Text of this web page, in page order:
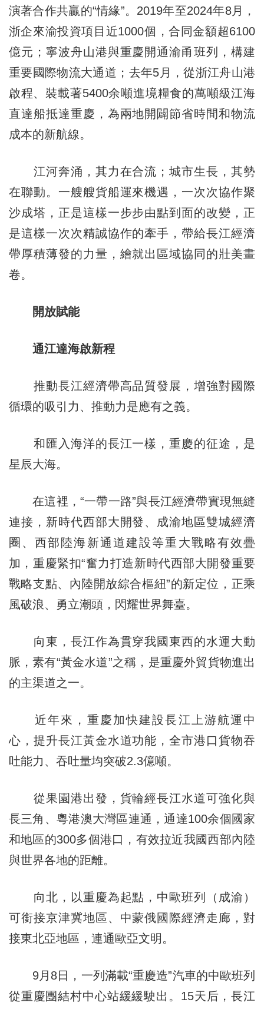
演著合作共贏的“情緣”。2019年至2024年8月，
浙企來渝投資項目近1000個，合同金額超6100
億元；寧波舟山港與重慶開通渝甬班列，構建
重要國際物流大通道；去年5月，從浙江舟山港
啟程、裝載著5400余噸進境糧食的萬噸級江海
直達船抵達重慶，為兩地開闢節省時間和物流
成本的新航線。
江河奔涌，其力在合流；城市生長，其勢
在聯動。一艘艘貨船運來機遇，一次次協作聚
沙成塔，正是這樣一步步由點到面的改變，正
是這樣一次次精誠協作的牽手，帶給長江經濟
帶厚積薄發的力量，繪就出區域協同的壯美畫
卷。
開放賦能
通江達海啟新程
推動長江經濟帶高品質發展，增強對國際
循環的吸引力、推動力是應有之義。
和匯入海洋的長江一樣，重慶的征途，是
星辰大海。
在這裡，“一帶一路”與長江經濟帶實現無縫
連接，新時代西部大開發、成渝地區雙城經濟
圈、西部陸海新通道建設等重大戰略有效疊
加，重慶緊扣“奮力打造新時代西部大開發重要
戰略支點、內陸開放綜合樞紐”的新定位，正乘
風破浪、勇立潮頭，閃耀世界舞臺。
向東，長江作為貫穿我國東西的水運大動
脈，素有“黃金水道”之稱，是重慶外貿貨物進出
的主渠道之一。
近年來，重慶加快建設長江上游航運中
心，提升長江黃金水道功能，全市港口貨物吞
吐能力、吞吐量均突破2.3億噸。
從果園港出發，貨輪經長江水道可強化與
長三角、粵港澳大灣區連通，通達100余個國家
和地區的300多個港口，有效拉近我國西部內陸
與世界各地的距離。
向北，以重慶為起點，中歐班列（成渝）
可銜接京津冀地區、中蒙俄國際經濟走廊，對
接東北亞地區，連通歐亞文明。
9月8日，一列滿載“重慶造”汽車的中歐班列
從重慶團結村中心站緩緩駛出。15天后，長江